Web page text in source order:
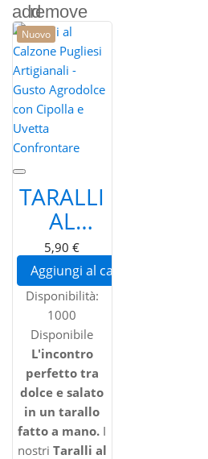
addremove
Nuovo
Confrontare
TARALLI
AL
CALZONE
PUGLIESI
ARTIGIANALI
- GUSTO
AGRODOLCE
CON
CIPOLLA
E
UVETTA
5,90 €
Aggiungi al carrello
Disponibilità:
1000
Disponibile
L'incontro
perfetto tra
dolce e salato
in un tarallo
fatto a mano. I
nostri Taralli al